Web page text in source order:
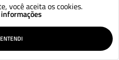
você aceita os cookies.
ENTENDI